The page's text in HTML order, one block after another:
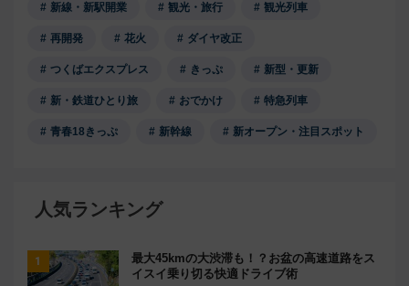
新線・新駅開業 観光・旅行 観光列車
再開発 花火 ダイヤ改正
つくばエクスプレス きっぷ 新型・更新
新・鉄道ひとり旅 おでかけ 特急列車
青春18きっぷ 新幹線 新オープン・注目スポット
人気ランキング
最大45kmの大渋滞も！？お盆の高速道路をス
イスイ乗り切る快適ドライブ術